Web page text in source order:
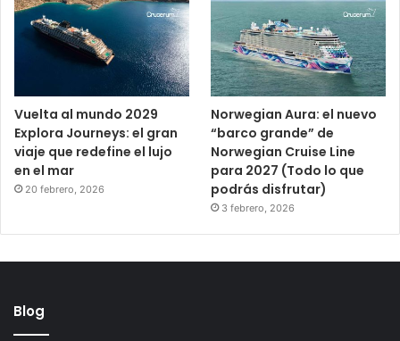
Vuelta al mundo 2029
Explora Journeys: el gran
viaje que redefine el lujo
en el mar
20 febrero, 2026
Norwegian Aura: el nuevo
“barco grande” de
Norwegian Cruise Line
para 2027 (Todo lo que
podrás disfrutar)
3 febrero, 2026
Blog